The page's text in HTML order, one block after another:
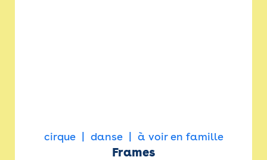
cirque danse à voir en famille
Frames